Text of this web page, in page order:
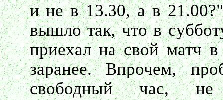
и не в 13.30, а в
вышло так, что в
приехал на свой матч в
заранее. Впрочем,
свободный час, не